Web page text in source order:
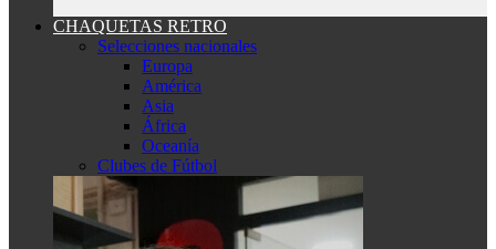
CHAQUETAS RETRO
Selecciones nacionales
Europa
América
Asia
África
Oceanía
Clubes de Fútbol